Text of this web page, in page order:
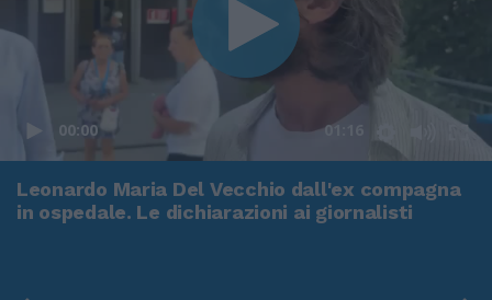
00:00 01:16
Leonardo Maria Del Vecchio dall'ex compagna
in ospedale. Le dichiarazioni ai giornalisti